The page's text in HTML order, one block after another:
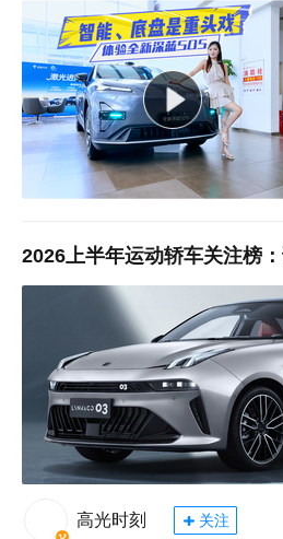
2026上半年运动轿车关注榜
高光时刻 关注